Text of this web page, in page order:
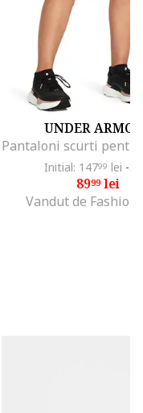
UNDER
Initial: 14799 lei -
8999lei
Vandut de Fashion